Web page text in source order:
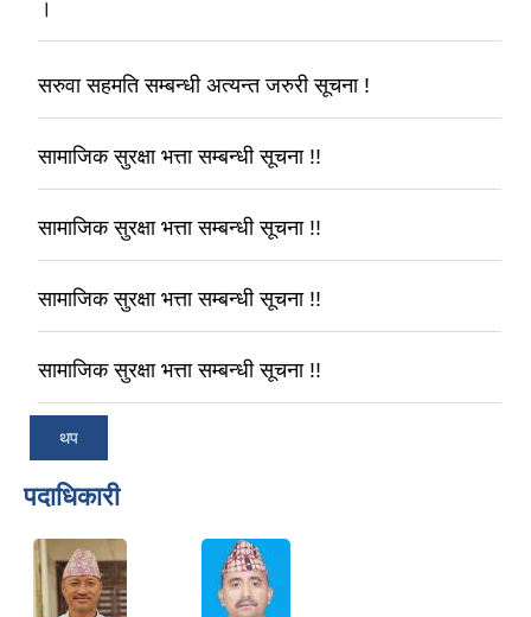
।
सरुवा सहमति सम्बन्धी अत्यन्त जरुरी सूचना !
सामाजिक सुरक्षा भत्ता सम्बन्धी सूचना !!
सामाजिक सुरक्षा भत्ता सम्बन्धी सूचना !!
सामाजिक सुरक्षा भत्ता सम्बन्धी सूचना !!
सामाजिक सुरक्षा भत्ता सम्बन्धी सूचना !!
थप
पदाधिकारी